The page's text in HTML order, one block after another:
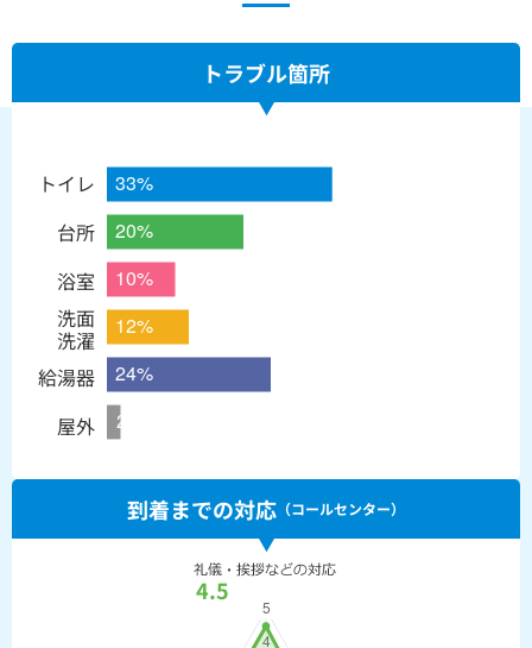
トラブル箇所
トイレ
台所
浴室
洗面
洗濯
給湯器
屋外
到着までの対応 （コールセンター）
4.5